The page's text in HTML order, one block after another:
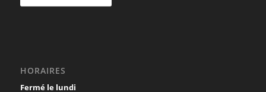
HORAIRES
Fermé le lundi